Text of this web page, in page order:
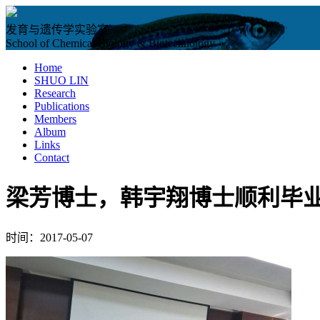
发育与遗传学实验室
School of Chemical Biology & Biotechnology
Home
SHUO LIN
Research
Publications
Members
Album
Links
Contact
梁芳博士，韩宇翔博士顺利毕
时间：2017-05-07